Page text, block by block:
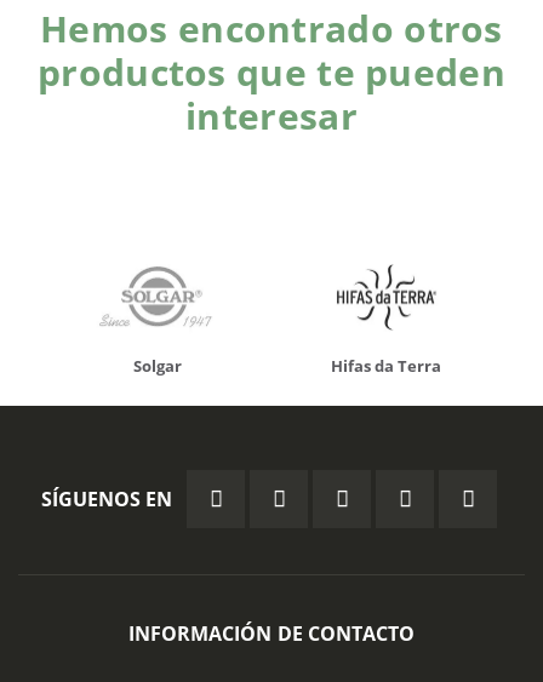
Hemos encontrado otros
productos que te pueden
interesar
Solgar Hifas da Terra
SÍGUENOS EN
INFORMACIÓN DE CONTACTO